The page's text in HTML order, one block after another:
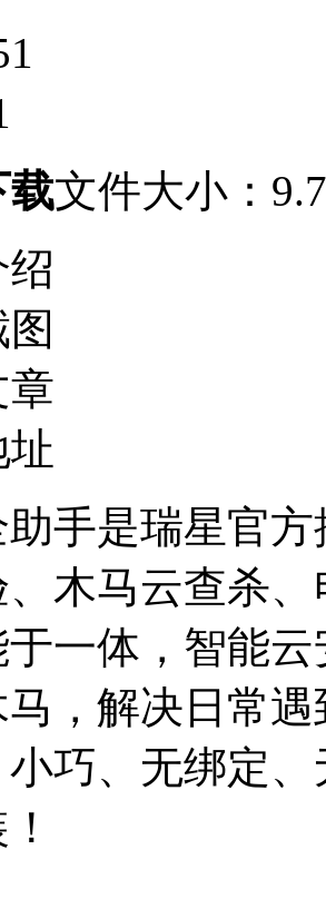
载文件大小：
章
手是瑞星官
木马云查杀
一体，智能
马，解决日常
巧、无绑定